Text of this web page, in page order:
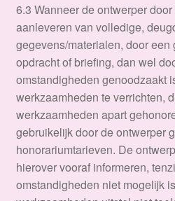
6.3 Wanneer de ontwerper
aanleveren van volledige,
gegevens/materialen, door
opdracht of briefing, dan wel
omstandigheden genoodzaakt
werkzaamheden te verrichten,
werkzaamheden apart
gebruikelijk door de ontwerper
honorariumtarieven. De
hierover vooraf informeren,
omstandigheden niet mogelijk